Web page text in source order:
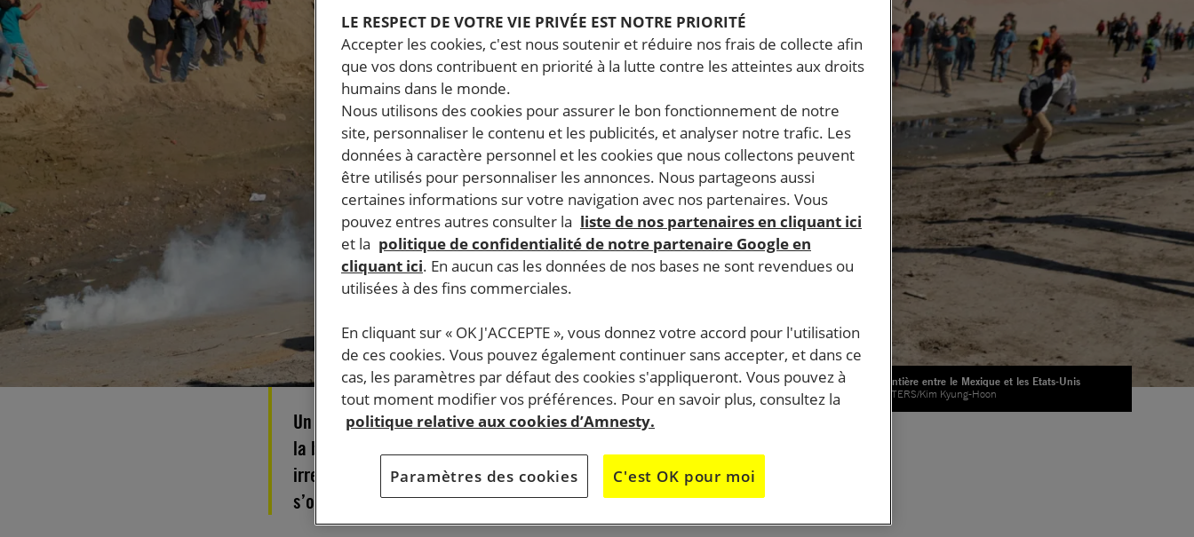
A la frontière entre le Mexique et les Etats-Unis
© REUTERS/Kim Kyung-Hoon
Un pacte mondial inefficace, des promesses de réinstallation revues à
la baisse, des renvois forcés en Afghanistan, des pays européennes
irresponsables… heureusement, la mobilisation citoyenne continue de
s’organiser pour de nouvelles solutions.
LE RESPECT DE VOTRE VIE PRIVÉE EST NOTRE PRIORITÉ
Accepter les cookies, c'est nous soutenir et réduire nos frais de collecte afin
que vos dons contribuent en priorité à la lutte contre les atteintes aux droits
humains dans le monde.
Nous utilisons des cookies pour assurer le bon fonctionnement de notre
site, personnaliser le contenu et les publicités, et analyser notre trafic. Les
données à caractère personnel et les cookies que nous collectons peuvent
être utilisés pour personnaliser les annonces. Nous partageons aussi
certaines informations sur votre navigation avec nos partenaires. Vous
pouvez entres autres consulter la liste de nos partenaires en cliquant ici
et la politique de confidentialité de notre partenaire Google en
cliquant ici. En aucun cas les données de nos bases ne sont revendues ou
utilisées à des fins commerciales.
En cliquant sur « OK J'ACCEPTE », vous donnez votre accord pour l'utilisation
de ces cookies. Vous pouvez également continuer sans accepter, et dans ce
cas, les paramètres par défaut des cookies s'appliqueront. Vous pouvez à
tout moment modifier vos préférences. Pour en savoir plus, consultez la
politique relative aux cookies d’Amnesty.
Paramètres des cookies C'est OK pour moi